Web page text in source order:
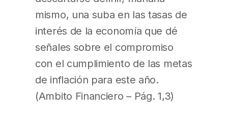
mismo, una suba en las tasas de
interés de la economía que dé
señales sobre el compromiso
con el cumplimiento de las metas
de inflación para este año.
(Ambito Financiero – Pág. 1,3)